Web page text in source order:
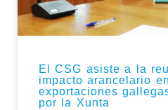
El CSG asiste a la
impacto arancelario
exportaciones
por la Xunta